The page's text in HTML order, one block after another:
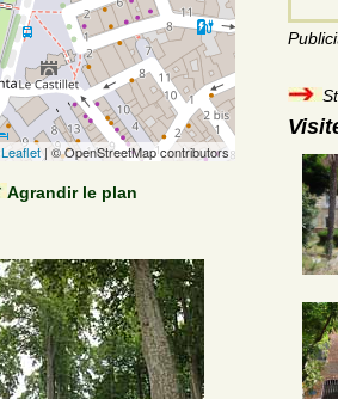
Leaflet | © OpenStreetMap contributors
Agrandir le plan